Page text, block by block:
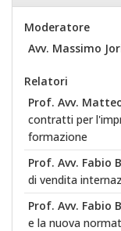
Moderatore
Avv. Massimo
Relatori
Prof. Avv.
contratti per
formazione
Prof. Avv. Fabio
di vendita
Prof. Avv. Fabio
e la nuova